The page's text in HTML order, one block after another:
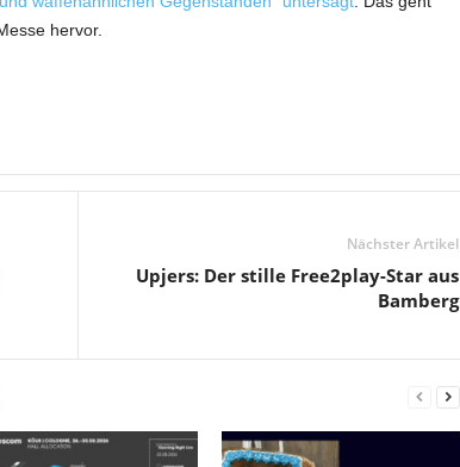
hervor.
Nächster Artikel
Upjers: Der stille Free2play-Star aus
Bamberg